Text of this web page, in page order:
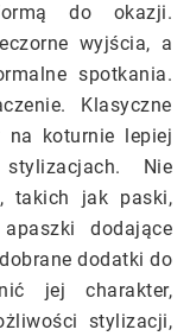
do okazji.
wyjścia, a
spotkania.
Klasyczne
na koturnie lepiej
Nie
takich jak paski,
dodające
dodatki do
jej charakter,
stylizacji,